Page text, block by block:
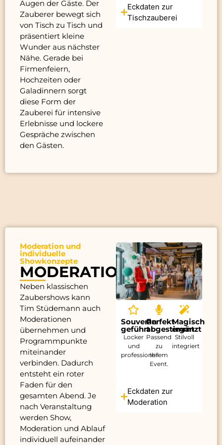
Augen der Gäste. Der
Zauberer bewegt sich
von Tisch zu Tisch und
präsentiert kleine
Wunder aus nächster
Nähe. Gerade bei
Firmenfeiern,
Hochzeiten oder
Galadinnern sorgt
diese Form der
Zauberei für intensive
Erlebnisse und lockere
Gespräche zwischen
den Gästen.
Eckdaten zur
Tischzauberei
Moderation und
individuelle
Showkonzepte
MODERATION
Neben klassischen
Zaubershows kann
Tim Stüdemann auch
Moderationen
übernehmen und
Programmpunkte
miteinander
verbinden. Dadurch
entsteht ein roter
Faden für den
gesamten Abend. Je
nach Veranstaltung
werden Show,
Moderation und Ablauf
individuell aufeinander
Souverän
geführt
Locker
und
professionell
Perfekt
abgestimmt
Passend
zu
Ihrem
Event.
Magisch
ergänzt
Stilvoll
integriert
Eckdaten zur
Moderation